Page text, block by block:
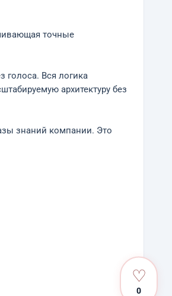
точные
голоса. Вся логика
архитектуру без
знаний компании. Это
♡
0